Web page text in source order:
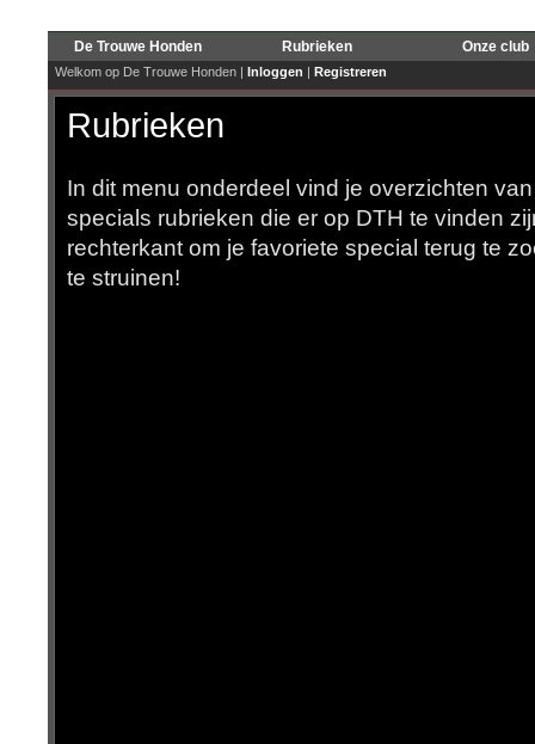
De Trouwe Honden Rubrieken Onze club
Welkom op De Trouwe Honden | Inloggen | Registreren
Rubrieken
In dit menu onderdeel vind je overzichten
specials rubrieken die er op DTH te vinden
rechterkant om je favoriete special terug te
te struinen!